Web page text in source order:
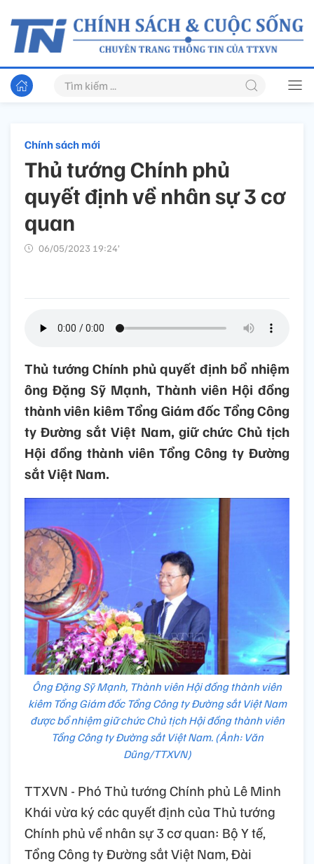
Chính sách mới
Thủ tướng Chính phủ
quyết định về nhân sự 3 cơ
quan
06/05/2023 19:24’
Thủ tướng Chính phủ quyết định bổ nhiệm
ông Đặng Sỹ Mạnh, Thành viên Hội đồng
thành viên kiêm Tổng Giám đốc Tổng Công
ty Đường sắt Việt Nam, giữ chức Chủ tịch
Hội đồng thành viên Tổng Công ty Đường
sắt Việt Nam.
Ông Đặng Sỹ Mạnh, Thành viên Hội đồng thành viên
kiêm Tổng Giám đốc Tổng Công ty Đường sắt Việt Nam
được bổ nhiệm giữ chức Chủ tịch Hội đồng thành viên
Tổng Công ty Đường sắt Việt Nam. (Ảnh: Văn
Dũng/TTXVN)
TTXVN - Phó Thủ tướng Chính phủ Lê Minh
Khái vừa ký các quyết định của Thủ tướng
Chính phủ về nhân sự 3 cơ quan: Bộ Y tế,
Tổng Công ty Đường sắt Việt Nam, Đài